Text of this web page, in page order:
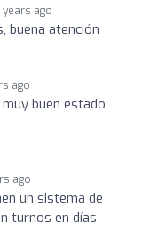
years ago
buena atención
ago
buen estado
ago
un sistema de
turnos en días